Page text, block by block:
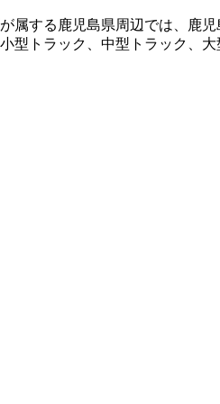
属する鹿児島県周辺では、鹿
型トラック、中型トラック、